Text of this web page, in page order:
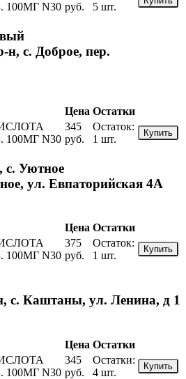
N30 руб.
5 шт.
с. Доброе, пер.
Цена Остатки
N30
345
руб.
Остаток:
1 шт.
Купить
Уютное
ул. Евпаторийская 4А
Цена Остатки
N30
375
руб.
Остаток:
1 шт.
Купить
с. Каштаны, ул. Ленина, д 1
Цена Остатки
N30
345
руб.
Остатки:
4 шт.
Купить